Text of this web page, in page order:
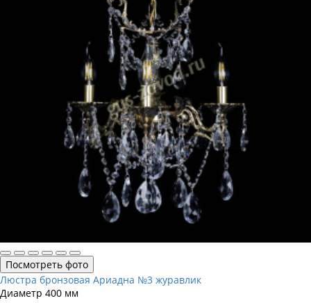
Посмотреть фото
Люстра бронзовая Ариадна №3 журавлик
Диаметр 400 мм